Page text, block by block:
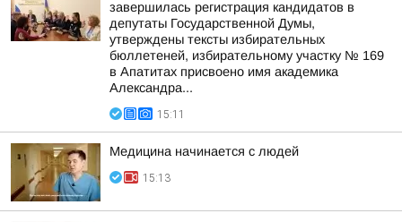
завершилась регистрация кандидатов в
депутаты Государственной Думы,
утверждены тексты избирательных
бюллетеней, избирательному участку № 169
в Апатитах присвоено имя академика
Александра...
15:11
Медицина начинается с людей
15:13